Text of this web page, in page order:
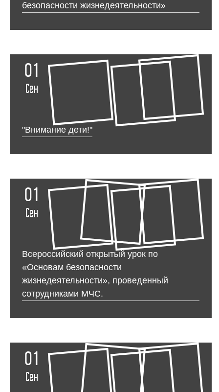
безопасности жизнедеятельности»
01
Сен
"Внимание дети!"
01
Сен
Всероссийский открытый урок по
«Основам безопасности
жизнедеятельности», проведенный
сотрудниками МЧС.
01
Сен